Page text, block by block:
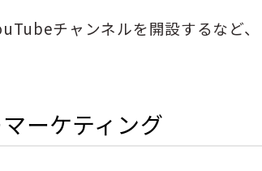
チャンネルを開設するなど、
ーケティング